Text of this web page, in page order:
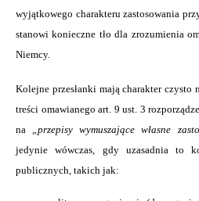
wyjątkowego charakteru zastosowania
stanowi konieczne tło dla zrozumienia
Niemcy.
Kolejne przesłanki mają charakter
treści omawianego art. 9 ust. 3
na
„przepisy wymuszające własne
jedynie wówczas, gdy uzasadnia to
publicznych, takich jak: